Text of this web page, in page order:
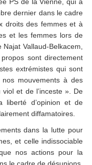
dernier dans le cadre
droits des femmes et à
et les femmes lors de
Vallaud-Belkacem,
sont directement
extrémistes qui sont
nos mouvements à des
et de l’inceste ». De
liberté d’opinion et de
diffamatoires.
dans la lutte pour
et celle indissociable
nos actions pour la